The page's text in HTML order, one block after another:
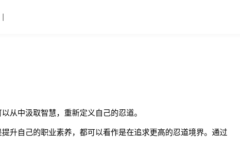
从中汲取智慧，重新定义自己的忍道。
升自己的职业素养，都可以看作是在追求更高的忍道境界。通过